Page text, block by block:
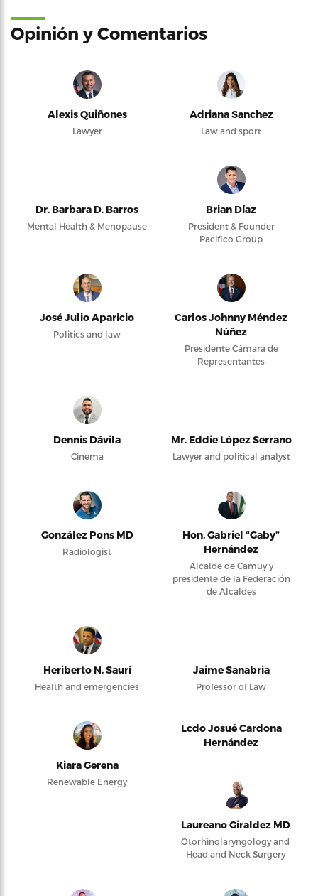
Opinión y Comentarios
Alexis Quiñones
Lawyer
Adriana Sanchez
Law and sport
Dr. Barbara D. Barros
Mental Health & Menopause
Brian Díaz
President & Founder
Pacifico Group
José Julio Aparicio
Politics and law
Carlos Johnny Méndez
Núñez
Presidente Cámara de
Representantes
Dennis Dávila
Cinema
Mr. Eddie López Serrano
Lawyer and political analyst
González Pons MD
Radiologist
Hon. Gabriel “Gaby”
Hernández
Alcalde de Camuy y
presidente de la Federación
de Alcaldes
Heriberto N. Saurí
Health and emergencies
Jaime Sanabria
Professor of Law
Kiara Gerena
Renewable Energy
Lcdo Josué Cardona
Hernández
Laureano Giraldez MD
Otorhinolaryngology and
Head and Neck Surgery